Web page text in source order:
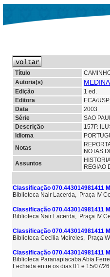
Título
Autoria(s)
Edição
1 ed.
Editora
ECA/
Data
2003
Série
SAO
Descrição
157P.
Idioma
Notas
NOTAS
Assuntos
REGIAO
Classificação 070.443014981411
Biblioteca Nair Lacerda, Praça IV
Classificação 070.443014981411
Biblioteca Nair Lacerda, Praça IV
Classificação 070.443014981411
Biblioteca Cecília Meireles, Praça
Classificação 070.443014981411
Biblioteca Paranapiacaba Abia
Fechada entre os dias 01 e 15/07/